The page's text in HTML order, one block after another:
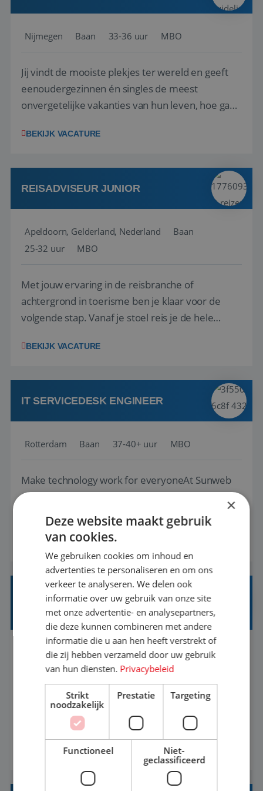
Nijmegen Baan 33-36 uur MBO
Jij vindt de mooiste plekjes ter wereld en geeft
eenoudergezinnen én singles de meest
onvergetelijke vakanties van hun leven, hoe gaaf
net zo goed thuis is in een onderhandeling als op
in Europa? Dan is dit jouw kans. A...
BEKIJK VACATURE
REISADVISEUR JUNIOR
Apeldoorn, Gelderland, Nederland
Baan
25-32 uur
MBO
Met jouw ervaring in de reisbranche of
achtergrond in toerisme ben je klaar voor de
volgende stap. Vanaf je stoel reis je de hele
wensen van je team, je klant en wat er in de
klanten te overtuigen om die droomreis te
boeken! ...
BEKIJK VACATURE
IT SERVICEDESK ENGINEER
Rotterdam Baan 37-40+ uur MBO
Make technology work for everyoneAt Sunweb
Group, technology plays a key role in delivering
unforgettable holiday experiences to more than
1.3 million customers every year. Behind the
scenes, our colleagues rely on secure, reliable,
and user-friendly IT solutions to do their best
work.As an IT Servicedesk Engineer, ...
BEKIJK VACATURE
OFFICE MANAGER/ CUSTOMER CARE
SPECIALIST
Rotterdam Baan 37-40+ uur HBO
Ben jij gepassioneerd over het bieden van
uitzonderlijke klantervaringen en het creëren
van een gastvrije omgeving? Vind je het leuk om
klantcontact te combineren met organisatorische
ondersteuning? Op ons Sunweb Group-kantoor in
Rotterdam zoeken we een daadkrachtige en
klantgerichte collega voor een unieke functie ...
BEKIJK VACATURE
×
Deze website maakt gebruik
van cookies.
We gebruiken cookies om inhoud en
advertenties te personaliseren en om ons
verkeer te analyseren. We delen ook
informatie over uw gebruik van onze site
met onze advertentie- en analysepartners,
die deze kunnen combineren met andere
informatie die u aan hen heeft verstrekt of
die zij hebben verzameld door uw gebruik
van hun diensten. Privacybeleid
Strikt
noodzakelijk
Prestatie Targeting
Functioneel
Niet-
geclassificeerd